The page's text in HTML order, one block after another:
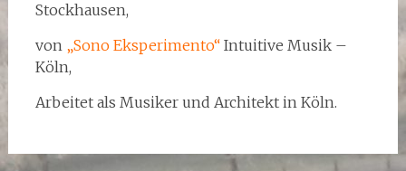
Stockhausen,
von „Sono Eksperimento“Intuitive Musik –
Köln,
Arbeitet als Musiker und Architekt in Köln.